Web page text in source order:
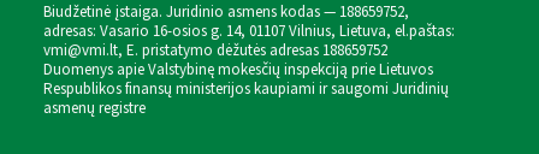
Biudžetinė įstaiga. Juridinio asmens kodas — 188659752,
adresas: Vasario 16-osios g. 14, 01107 Vilnius, Lietuva, el.paštas:
vmi@vmi.lt, E. pristatymo dėžutės adresas 188659752
Duomenys apie Valstybinę mokesčių inspekciją prie Lietuvos
Respublikos finansų ministerijos kaupiami ir saugomi Juridinių
asmenų registre